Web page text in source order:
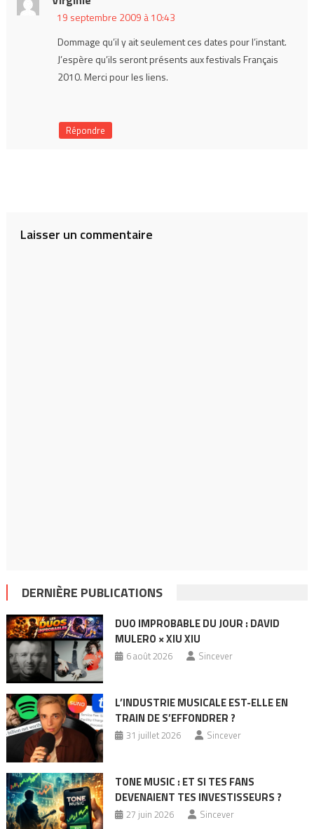
19 septembre 2009 à 10:43
Dommage qu’il y ait seulement ces dates pour l’instant.
J’espère qu’ils seront présents aux festivals Français
2010. Merci pour les liens.
Répondre
Laisser un commentaire
DERNIÈRE PUBLICATIONS
DUO IMPROBABLE DU JOUR : DAVID
MULERO × XIU XIU
6 août 2026 Sincever
L’INDUSTRIE MUSICALE EST-ELLE EN
TRAIN DE S’EFFONDRER ?
31 juillet 2026 Sincever
TONE MUSIC : ET SI TES FANS
DEVENAIENT TES INVESTISSEURS ?
27 juin 2026 Sincever